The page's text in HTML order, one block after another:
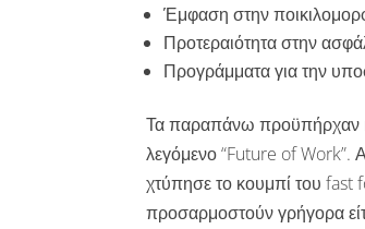
Έμφαση στην
Προτεραιότητα στην
Προγράμματα για την
Τα παραπάνω προϋπήρχαν
λεγόμενο “Future of Work”.
χτύπησε το κουμπί του fast
προσαρμοστούν γρήγορα